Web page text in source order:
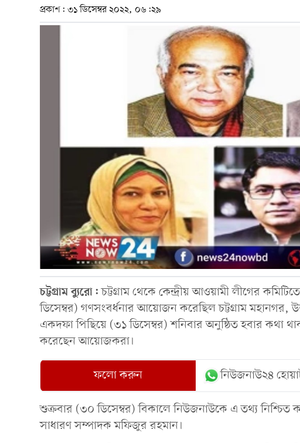
প্রকাশ: ৩১ ডিসেম্বর ২০২২, ০৬:২৯
চট্টগ্রামব্যুরো:চট্টগ্রাম থেকে কেন্দ্রীয় আওয়ামী লীগের
ডিসেম্বর) গণসংবর্ধনার আয়োজন করেছিল চট্টগ্রাম মহানগর,
একদফা পিছিয়ে (৩১ ডিসেম্বর) শনিবার অনুষ্ঠিত হবার কথা
করেছেন আয়োজকরা।
ফলো করুন নিউজনাউ২৪
শুক্রবার (৩০ ডিসেম্বর) বিকালে নিউজনাউকে এ তথ্য নিশ্চিত
সাধারণ সম্পাদক মফিজুর রহমান।